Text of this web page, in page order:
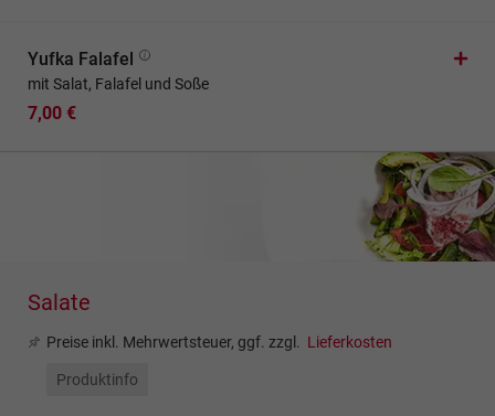
Yufka Falafel
mit Salat, Falafel und Soße
7,00 €
Salate
Preise inkl. Mehrwertsteuer, ggf. zzgl. Lieferkosten
Produktinfo